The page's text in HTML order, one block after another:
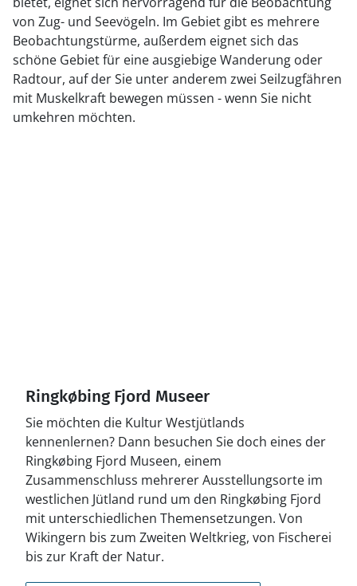
von Zug- und Seevögeln. Im Gebiet gibt es mehrere
Beobachtungstürme, außerdem eignet sich das
schöne Gebiet für eine ausgiebige Wanderung oder
Radtour, auf der Sie unter anderem zwei Seilzugfähren
mit Muskelkraft bewegen müssen - wenn Sie nicht
umkehren möchten.
Ringkøbing Fjord Museer
Sie möchten die Kultur Westjütlands
kennenlernen? Dann besuchen Sie doch eines der
Ringkøbing Fjord Museen, einem
Zusammenschluss mehrerer Ausstellungsorte im
westlichen Jütland rund um den Ringkøbing Fjord
mit unterschiedlichen Themensetzungen. Von
Wikingern bis zum Zweiten Weltkrieg, von Fischerei
bis zur Kraft der Natur.